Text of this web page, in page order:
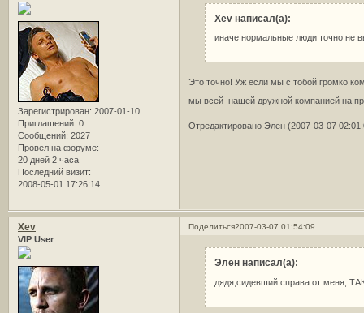
Зарегистрирован: 2007-01-10
Приглашений: 0
Сообщений: 2027
Провел на форуме:
20 дней 2 часа
Последний визит:
2008-05-01 17:26:14
Xev написал(а):
иначе нормальные люди точно не
Это точно! Уж если мы с тобой громко
мы всей нашей дружной компанией на
Отредактировано Элен (2007-03-07
Поделиться2007-03-07 01:54:09
Xev
VIP User
Элен написал(а):
дядя,сидевший справа от меня,